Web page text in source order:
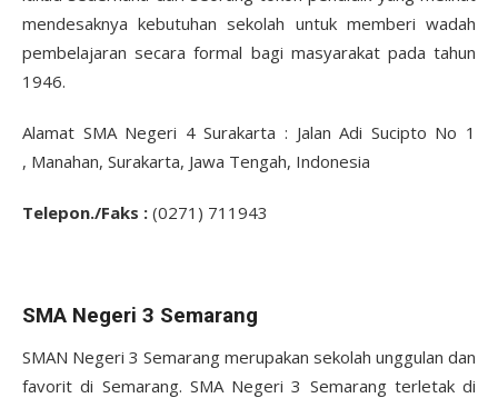
mendesaknya kebutuhan sekolah untuk memberi wadah
pembelajaran secara formal bagi masyarakat pada tahun
1946.
Alamat SMA Negeri 4 Surakarta : Jalan Adi Sucipto No 1
, Manahan, Surakarta, Jawa Tengah, Indonesia
Telepon./Faks : (0271) 711943
SMA Negeri 3 Semarang
SMAN Negeri 3 Semarang merupakan sekolah unggulan dan
favorit di Semarang. SMA Negeri 3 Semarang terletak di